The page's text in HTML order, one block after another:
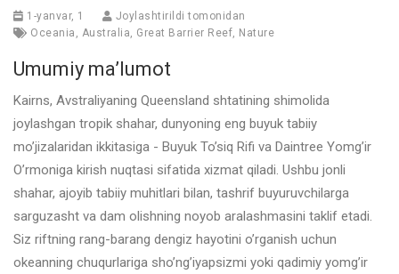
1-yanvar, 1
Joylashtirildi tomonidan
Oceania
Australia Great Barrier Reef Nature
Umumiy ma’lumot
Kairns, Avstraliyaning Queensland shtatining shimolida
joylashgan tropik shahar, dunyoning eng buyuk tabiiy
mo’jizalaridan ikkitasiga - Buyuk To’siq Rifi va Daintree Yomg’ir
O’rmoniga kirish nuqtasi sifatida xizmat qiladi. Ushbu jonli
shahar, ajoyib tabiiy muhitlari bilan, tashrif buyuruvchilarga
sarguzasht va dam olishning noyob aralashmasini taklif etadi.
Siz riftning rang-barang dengiz hayotini o’rganish uchun
okeanning chuqurlariga sho’ng’iyapsizmi yoki qadimiy yomg’ir